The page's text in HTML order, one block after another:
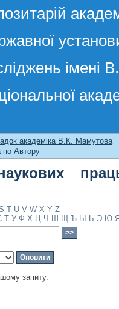
імені
праць
академіка В.К. Мамутова
по Автору
T U V W X Y Z
Т У Ф Х Ц Ч Ш Щ Ъ Ы Ь Э Ю
запиту.